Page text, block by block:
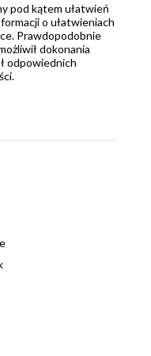
pod kątem ułatwień
o ułatwieniach
Prawdopodobnie
dokonania
odpowiednich